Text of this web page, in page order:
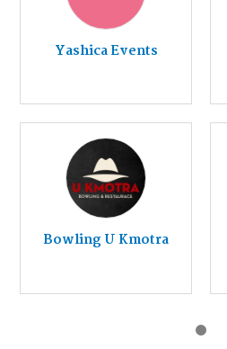
Yashica Events
Bowling U Kmotra